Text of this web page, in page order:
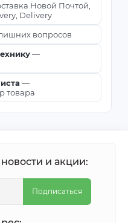
Новой Почтой,
Delivery
вопросов
—
—
товара
и акции:
Подписаться